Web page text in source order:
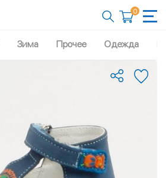
0
Зима Прочее Одежда